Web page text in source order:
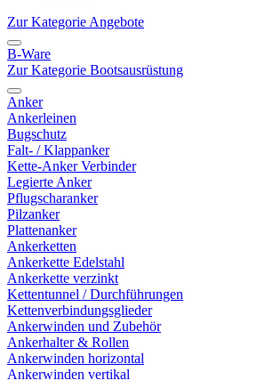
Zur Kategorie Angebote
B-Ware
Zur Kategorie Bootsausrüstung
Anker
Ankerleinen
Bugschutz
Falt- / Klappanker
Kette-Anker Verbinder
Legierte Anker
Pflugscharanker
Pilzanker
Plattenanker
Ankerketten
Ankerkette Edelstahl
Ankerkette verzinkt
Kettentunnel / Durchführungen
Kettenverbindungsglieder
Ankerwinden und Zubehör
Ankerhalter & Rollen
Ankerwinden horizontal
Ankerwinden vertikal